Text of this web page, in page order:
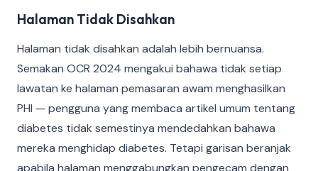
Halaman Tidak Disahkan
Halaman tidak disahkan adalah lebih bernuansa.
Semakan OCR 2024 mengakui bahawa tidak setiap
lawatan ke halaman pemasaran awam menghasilkan
PHI — pengguna yang membaca artikel umum tentang
diabetes tidak semestinya mendedahkan bahawa
mereka menghidap diabetes. Tetapi garisan beranjak
apabila halaman menggabungkan pengecam dengan